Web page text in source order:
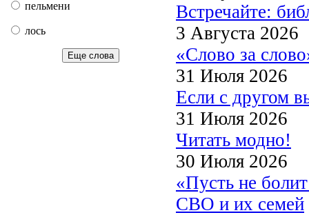
пельмени
лось
Еще слова
Встречайте:
3 Августа 2026
«Слово за
31 Июля 2026
Если с другом
31 Июля 2026
Читать модно!
30 Июля 2026
«Пусть не
СВО и их семей